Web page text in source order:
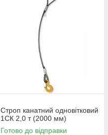
Строп канатний одновітковий
1СК 2,0 т (2000 мм)
Готово до відправки